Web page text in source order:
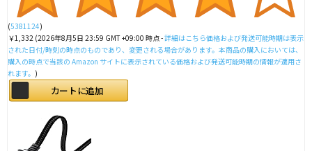
(5381124)
￥1,332 (2026年8月5日 23:59 GMT +09:00 時点 -詳細はこちら価格および発送可能時期は表示
された日付/時刻の時点のものであり、変更される場合があります。本商品の購入においては、
購入の時点で当該の Amazon サイトに表示されている価格および発送可能時期の情報が適用さ
れます。 )
カートに追加